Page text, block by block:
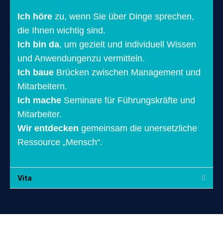
Ich höre zu, wenn Sie über Dinge sprechen,
die Ihnen wichtig sind.
Ich bin da, um gezielt und individuell Wissen
und Anwendungenzu vermitteln.
Ich baue Brücken zwischen Management und
Mitarbeitern.
Ich mache Seminare für Führungskräfte und
Mitarbeiter.
Wir entdecken gemeinsam die unersetzliche
Ressource „Mensch“.
Vita